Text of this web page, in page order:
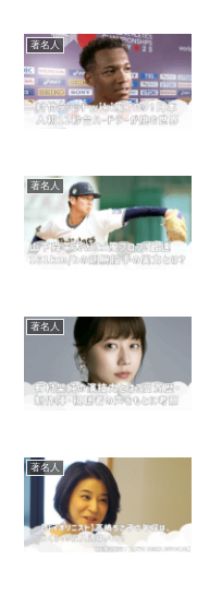
著名人
著名人
著名人
著名人